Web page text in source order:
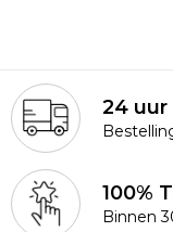
24
100%
Binnen